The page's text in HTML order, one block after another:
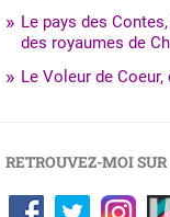
Le pays des
des royaumes de
Le Voleur de
RETROUVEZ-MOI SUR